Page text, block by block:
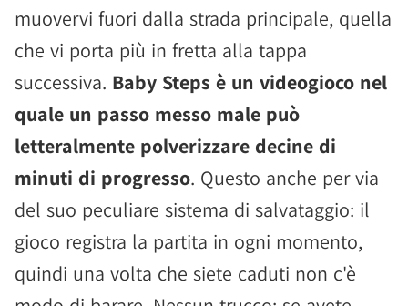
muovervi fuori dalla strada principale, quella
che vi porta più in fretta alla tappa
successiva. Baby Steps è un videogioco nel
quale un passo messo male può
letteralmente polverizzare decine di
minuti di progresso. Questo anche per via
del suo peculiare sistema di salvataggio: il
gioco registra la partita in ogni momento,
quindi una volta che siete caduti non c'è